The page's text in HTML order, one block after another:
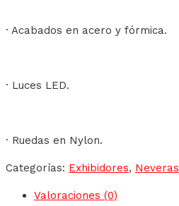
· Acabados en acero y fórmica.
· Luces LED.
· Ruedas en Nylon.
Categorías: Exhibidores, Neveras
Valoraciones (0)